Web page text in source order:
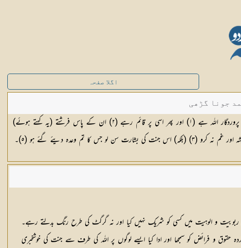
اگلا صفحہ
جونا گڑھی
اللہ ہے (١) اور پھر اسی پر قائم رہے (٢) ان کے پاس فرشتے (یہ کہتے ہوئے)
اور غم نہ کرو (٣) (بلکہ) اس جنت کی بشارت سن لو جس کا تم وعدہ دیئے گئے ہو (٥)۔
ربوبیت و الوہیت میں کسی کو شریک نہیں کیا اور نہ گرگٹ کی طرح رنگ بدلتے رہے۔
و فرائض کو سمجھا اور ادا کیا ایسے لوگوں پر اللہ کی طرف سے جنت کی خوشخبری